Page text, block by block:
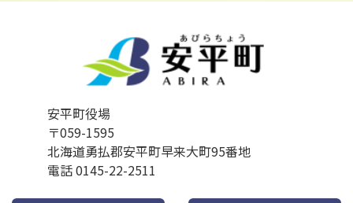
安平町役場
〒059-1595
北海道勇払郡安平町早来大町95番地
電話 0145-22-2511